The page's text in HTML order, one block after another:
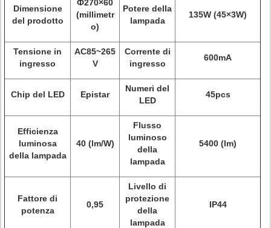
Dimensione
del prodotto
Ф270×60
(millimetr
o)
Potere della
lampada
135W (45×3W)
Tensione in
ingresso
AC85~265
V
Corrente di
ingresso
600mA
Chip del LED Epistar
Numeri del
LED
45pcs
Efficienza
luminosa
della lampada
40 (lm/W)
Flusso
luminoso
della
lampada
5400 (lm)
Fattore di
potenza
0,95
Livello di
protezione
della
lampada
IP44